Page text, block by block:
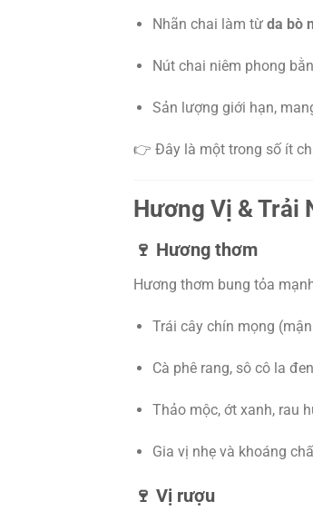
Nhãn chai làm từ da bò
Nút chai niêm phong
Sản lượng giới hạn,
👉 Đây là một trong số ít
Hương Vị & Trải
🍷 Hương thơm
Hương thơm bung tỏa
Trái cây chín mọng
Cà phê rang, sô cô la đen
Thảo mộc, ớt xanh, rau
Gia vị nhẹ và khoáng
🍷 Vị rượu